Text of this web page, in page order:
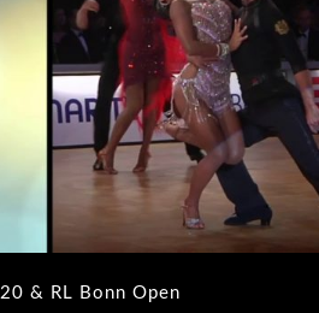
& RL Bonn Open